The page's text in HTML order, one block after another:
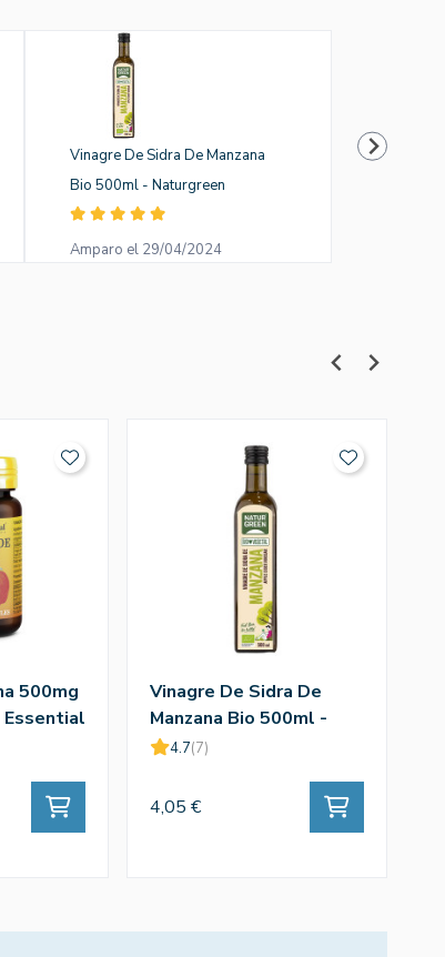
Vinagre De Sidra De Manzana
Bio 500ml - Naturgreen
Amparo el 29/04/2024
500mg
Vinagre De Sidra De
Manzana Bio 500ml -
Naturgreen
4.7(7)
4,05 €